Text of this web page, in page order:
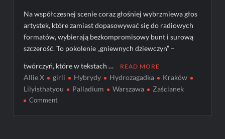
Na współczesnej scenie coraz głośniej wybrzmiewa głos
artystek, które zamiast dopasowywać się do radiowych
formatów, wybierają bezkompromisowy bunt i surową
szczerość. To pokolenie „gniewnych dziewczyn” –
twórczyń, które w tekstach … READ MORE
Allie X girli Hybrydy Hydrozagadka
Kraków
Lilyisthatyou
Palladium Warszawa Zaścianek
Commenton